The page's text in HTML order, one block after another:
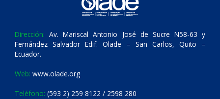
Dirección: Av. Mariscal Antonio José de Sucre N58-63 y
Fernández Salvador Edif. Olade – San Carlos, Quito –
Ecuador.
Web: www.olade.org
Teléfono: (593 2) 259 8122 / 2598 280